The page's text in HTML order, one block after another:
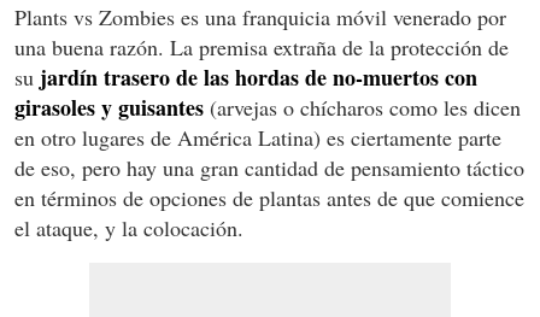
Plants vs Zombies es una franquicia móvil venerado por
una buena razón. La premisa extraña de la protección de
su jardín trasero de las hordas de no-muertos con
girasoles y guisantes (arvejas o chícharos como les dicen
en otro lugares de América Latina) es ciertamente parte
de eso, pero hay una gran cantidad de pensamiento táctico
en términos de opciones de plantas antes de que comience
el ataque, y la colocación.